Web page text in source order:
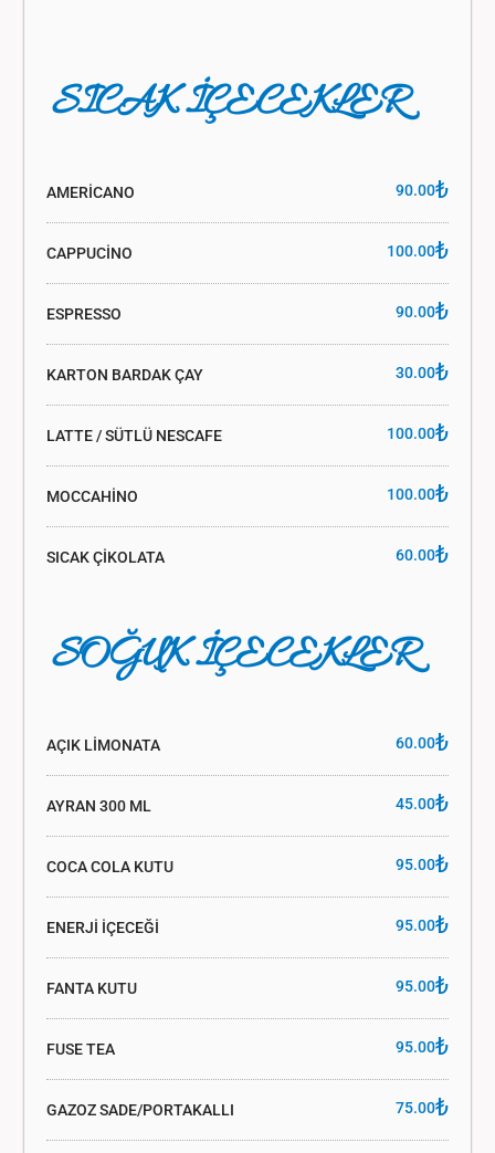
SICAK İÇECEKLER
AMERİCANO 90.00₺
CAPPUCİNO 100.00₺
ESPRESSO 90.00₺
KARTON BARDAK ÇAY 30.00₺
LATTE / SÜTLÜ NESCAFE 100.00₺
MOCCAHİNO 100.00₺
SICAK ÇİKOLATA 60.00₺
SOĞUK İÇECEKLER
AÇIK LİMONATA 60.00₺
AYRAN 300 ML 45.00₺
COCA COLA KUTU 95.00₺
ENERJİ İÇECEĞİ 95.00₺
FANTA KUTU 95.00₺
FUSE TEA 95.00₺
GAZOZ SADE/PORTAKALLI 75.00₺